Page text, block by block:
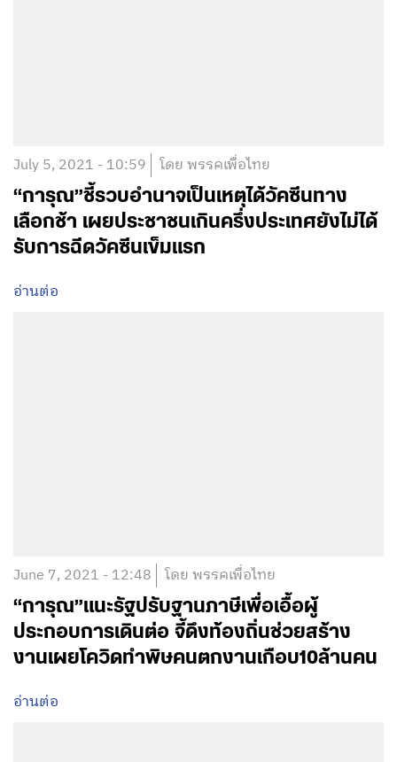
July 5, 2021 - 10:59 โดย พรรคเพื่อไทย
“การุณ”ชี้รวบอำนาจเป็นเหตุได้วัคซีนทาง
เลือกช้า เผยประชาชนเกินครึ่งประเทศยังไม่ได้
รับการฉีดวัคซีนเข็มแรก
อ่านต่อ
June 7, 2021 - 12:48 โดย พรรคเพื่อไทย
“การุณ”แนะรัฐปรับฐานภาษีเพื่อเอื้อผู้
ประกอบการเดินต่อ จี้ดึงท้องถิ่นช่วยสร้าง
งานเผยโควิดทำพิษคนตกงานเกือบ10ล้านคน
อ่านต่อ